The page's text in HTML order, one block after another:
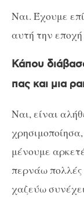
Ναι. Έχουμε
αυτή την
Κάπου
πας και μια
Ναι, είναι
μένουμε
περνάω πολλές
χαζεύω